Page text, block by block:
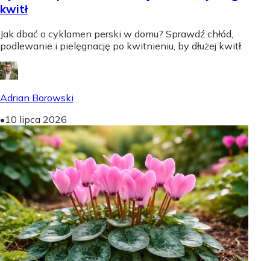
kwitł
Jak dbać o cyklamen perski w domu? Sprawdź chłód,
podlewanie i pielęgnację po kwitnieniu, by dłużej kwitł.
Adrian Borowski
•10 lipca 2026